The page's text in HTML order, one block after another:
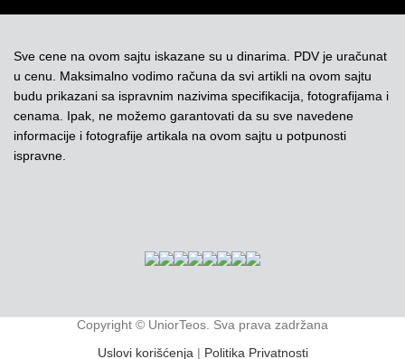
Sve cene na ovom sajtu iskazane su u dinarima. PDV je uračunat
u cenu. Maksimalno vodimo računa da svi artikli na ovom sajtu
budu prikazani sa ispravnim nazivima specifikacija, fotografijama i
cenama. Ipak, ne možemo garantovati da su sve navedene
informacije i fotografije artikala na ovom sajtu u potpunosti
ispravne.
Copyright © UniorTeos. Sva prava zadržana
Uslovi korišćenja| Politika Privatnosti